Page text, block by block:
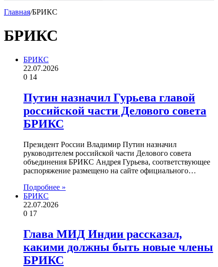
Главная/БРИКС
БРИКС
БРИКС
22.07.2026
0 14
Путин назначил Гурьева главой
российской части Делового совета
БРИКС
Президент России Владимир Путин назначил
руководителем российской части Делового совета
объединения БРИКС Андрея Гурьева, соответствующее
распоряжение размещено на сайте официального…
Подробнее »
БРИКС
22.07.2026
0 17
Глава МИД Индии рассказал,
какими должны быть новые члены
БРИКС